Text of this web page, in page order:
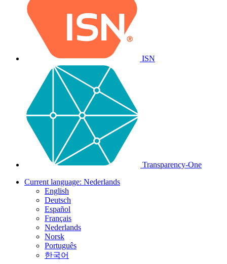
ISN
Transparency-One
Current language: Nederlands
English
Deutsch
Español
Français
Nederlands
Norsk
Português
한국어